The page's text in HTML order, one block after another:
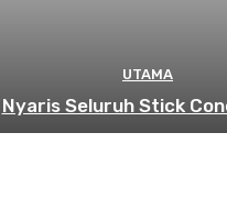
UTAMA
Nyaris Seluruh Stick